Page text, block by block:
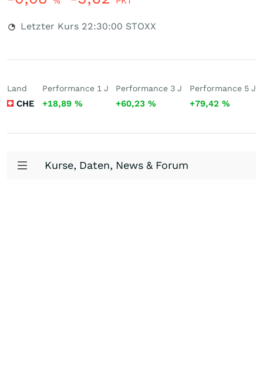
Letzter Kurs 22:30:00 STOXX
Land
CHE
Performance 1 J
+18,89 %
Performance 3 J
+60,23%
Performance 5 J
+79,42 %
Kurse, Daten, News & Forum